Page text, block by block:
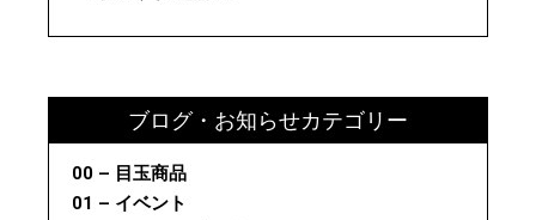
ブログ・お知らせカテゴリー
00 – 目玉商品
01 – イベント